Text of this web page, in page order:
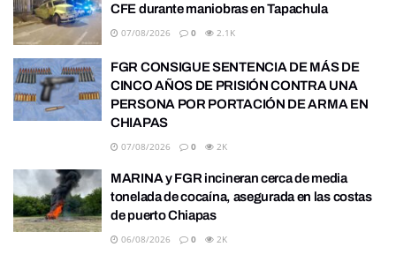
CFE durante maniobras en Tapachula
07/08/2026 0 2.1K
FGR CONSIGUE SENTENCIA DE MÁS DE
CINCO AÑOS DE PRISIÓN CONTRA UNA
PERSONA POR PORTACIÓN DE ARMA EN
CHIAPAS
07/08/2026 0 2K
MARINA y FGR incineran cerca de media
tonelada de cocaína, asegurada en las costas
de puerto Chiapas
06/08/2026 0 2K